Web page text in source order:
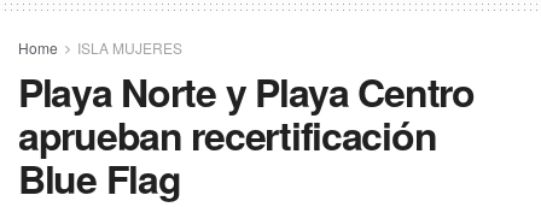
Home ISLA MUJERES
Playa Norte y Playa Centro
aprueban recertificación
Blue Flag